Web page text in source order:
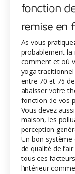
fonction
remise en
As vous
probablement la
comment et où
yoga traditionnel
entre 70 et 76
abaisser votre
fonction de vos
Vous devez
maison, les
perception
Un bon système
de qualité de
tous ces
l’intérieur